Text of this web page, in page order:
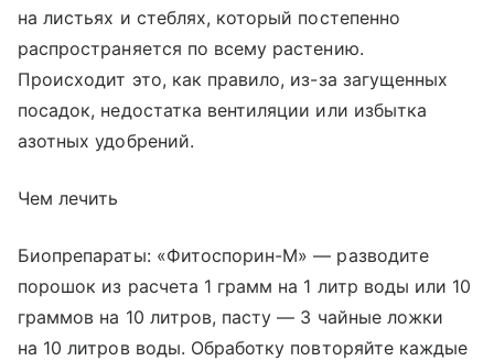
на листьях и стеблях, который постепенно
распространяется по всему растению.
Происходит это, как правило, из-за загущенных
посадок, недостатка вентиляции или избытка
азотных удобрений.
Чем лечить
Биопрепараты: «Фитоспорин-М» — разводите
порошок из расчета 1 грамм на 1 литр воды или 10
граммов на 10 литров, пасту — 3 чайные ложки
на 10 литров воды. Обработку повторяйте каждые